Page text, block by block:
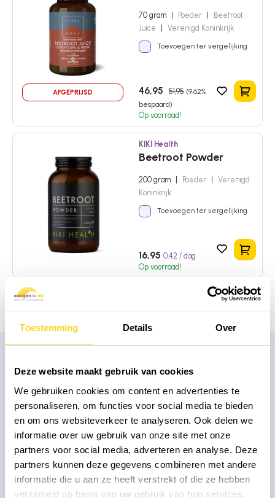
Toestemming Details Over
Deze website maakt gebruik van cookies
We gebruiken cookies om content en advertenties te
personaliseren, om functies voor social media te bieden
en om ons websiteverkeer te analyseren. Ook delen we
informatie over uw gebruik van onze site met onze
partners voor social media, adverteren en analyse. Deze
partners kunnen deze gegevens combineren met andere
informatie die u aan ze heeft verstrekt of die ze hebben
verzameld op basis van uw gebruik van hun services.
AFGEPRIJSD
70 gram Poeder
Beetroot
Juice
Verenigd Koninkrijk
Toevoegen ter vergelijking
46,95 51,95 (9.62%
bespaard)
Op voorraad!
In het
KIKI Health
Beetroot Powder
200 gram Poeder
Verenigd
Koninkrijk
Toevoegen ter vergelijking
16,95 0,42 / dag
Op voorraad!
In het
MEEST GESTELDE VRAGEN
Onze missie is dat mensen metde juiste
informatiehun gezondheidsproducten kiezen
Wat zijn superfoods?
Welke superfoods zijn er?